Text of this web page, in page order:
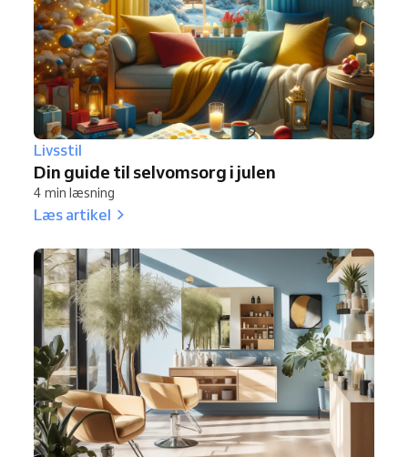
Livsstil
Din guide til selvomsorg i julen
4 min læsning
Læs artikel